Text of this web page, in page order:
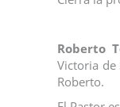
Roberto
Victoria de
Roberto.